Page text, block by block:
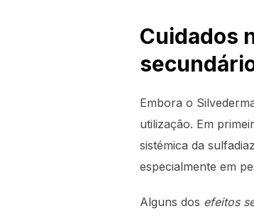
Cuidados
Embora o
utilização. Em
sistémica da
especialmente em
Alguns dos efeitos